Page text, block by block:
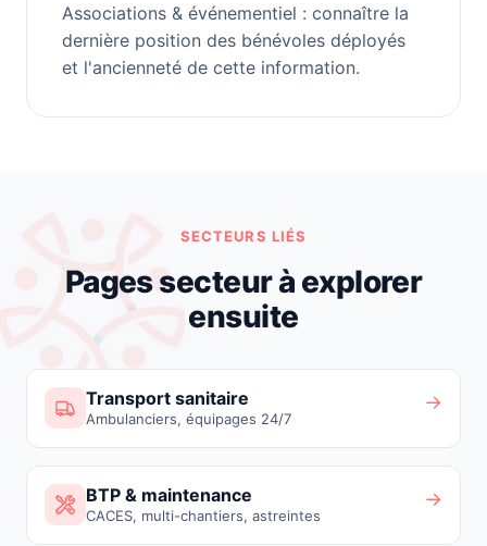
Associations & événementiel : connaître la
dernière position des bénévoles déployés
et l'ancienneté de cette information.
SECTEURS LIÉS
Pages secteur à explorer
ensuite
Transport sanitaire
Ambulanciers, équipages 24/7
→
BTP & maintenance
CACES, multi-chantiers, astreintes
→